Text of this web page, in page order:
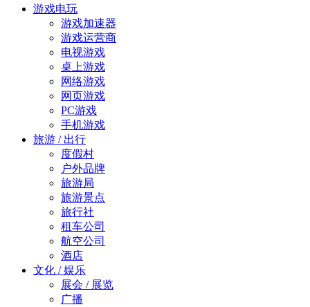
游戏电玩
游戏加速器
游戏运营商
电视游戏
桌上游戏
网络游戏
网页游戏
PC游戏
手机游戏
旅游 / 出行
度假村
户外品牌
旅游局
旅游景点
旅行社
租车公司
航空公司
酒店
文化 / 娱乐
展会 / 展览
广播